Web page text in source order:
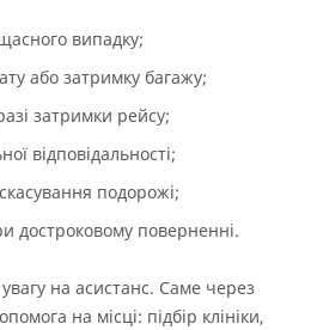
випадку;
або затримку багажу;
затримки рейсу;
відповідальності;
подорожі;
достроковому поверненні.
на асистанс. Саме через
на місці: підбір клініки,